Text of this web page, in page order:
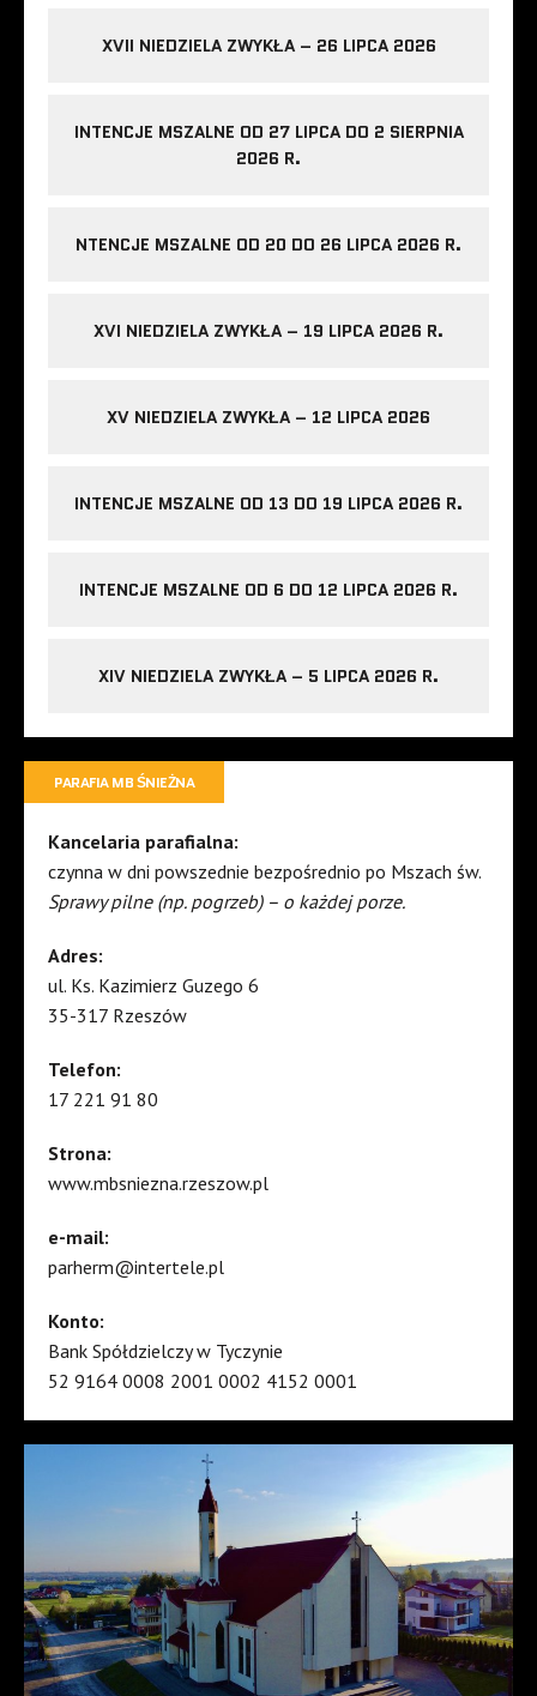
XVII NIEDZIELA ZWYKŁA – 26 LIPCA 2026
INTENCJE MSZALNE OD 27 LIPCA DO 2 SIERPNIA
2026 R.
NTENCJE MSZALNE OD 20 DO 26 LIPCA 2026 R.
XVI NIEDZIELA ZWYKŁA – 19 LIPCA 2026 R.
XV NIEDZIELA ZWYKŁA – 12 LIPCA 2026
INTENCJE MSZALNE OD 13 DO 19 LIPCA 2026 R.
INTENCJE MSZALNE OD 6 DO 12 LIPCA 2026 R.
XIV NIEDZIELA ZWYKŁA – 5 LIPCA 2026 R.
PARAFIA MB ŚNIEŻNA
Kancelaria parafialna:
czynna w dni powszednie bezpośrednio po Mszach św.
Sprawy pilne (np. pogrzeb) – o każdej porze.
Adres:
ul. Ks. Kazimierz Guzego 6
35-317 Rzeszów
Telefon:
17 221 91 80
Strona:
www.mbsniezna.rzeszow.pl
e-mail:
parherm@intertele.pl
Konto:
Bank Spółdzielczy w Tyczynie
52 9164 0008 2001 0002 4152 0001